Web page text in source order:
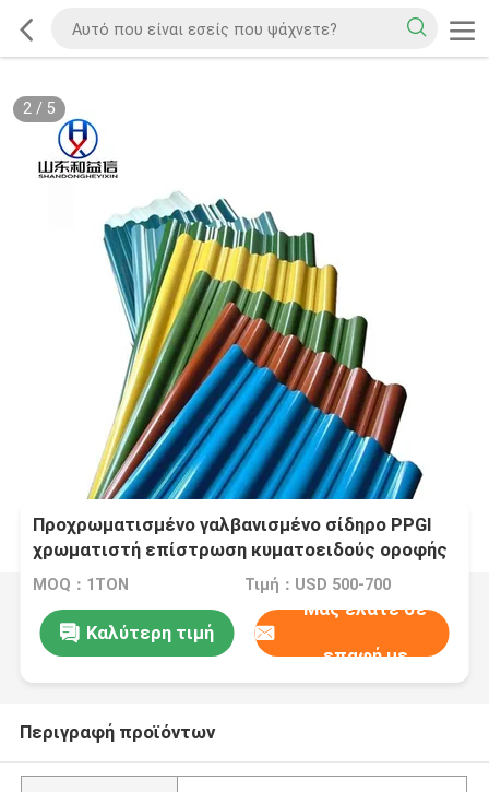
2/ 5
Προχρωματισμένο γαλβανισμένο σίδηρο PPGI
χρωματιστή επίστρωση κυματοειδούς οροφής
για οικιστικά εμπορικά κτίρια
MOQ：1ΤΟΝ Τιμή：USD 500-700
Καλύτερη τιμή
Μας ελάτε σε
επαφή με
Περιγραφή προϊόντων